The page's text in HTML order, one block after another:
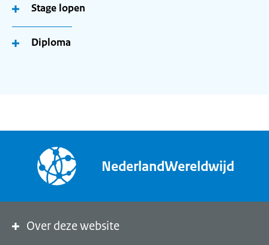
Stage lopen
Diploma
NederlandWereldwijd
Over deze website